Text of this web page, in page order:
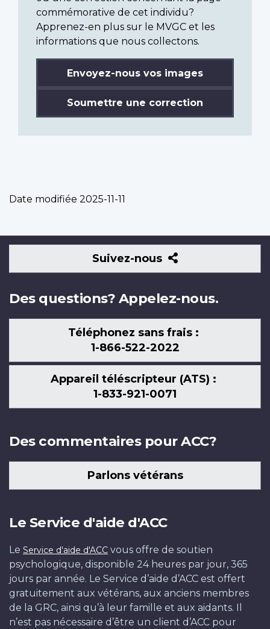
commémorative de cet individu?
Apprenez-en plus sur le MVGC et les
informations que nous collectons.
Envoyez-nous vos images
Soumettre une correction
Date modifiée 2025-11-11
Suivez-nous
Suivez-
nous
Des questions? Appelez-nous.
Téléphonez sans frais :
1-866-522-2022
Appareil téléscripteur (ATS) :
1-833-921-0071
Des commentaires pour ACC?
Parlons vétérans
Le Service d'aide d'ACC
Le Service d'aide d'ACC vous offre de soutien
psychologique, disponible 24 heures par jour, 365
jours par année. Le Service d’aide d’ACC est offert
gratuitement aux vétérans, aux anciens membres
de la GRC, ainsi qu’à leur famille et aux aidants. Il
n’est pas nécessaire d’être un client d’ACC pour